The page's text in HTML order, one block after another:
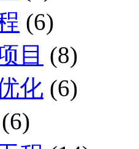
(6)
目 (8)
化 (6)
(6)